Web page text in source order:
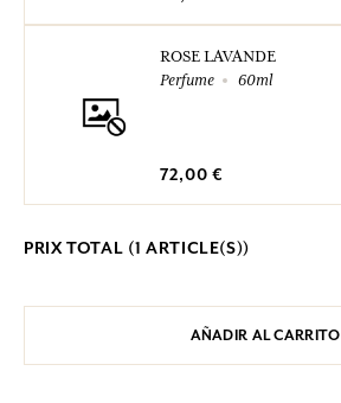
ROSE LAVANDE
Perfume
60ml
72,00 €
PRIX TOTAL (1 ARTICLE(S))
AÑADIR AL CARRITO